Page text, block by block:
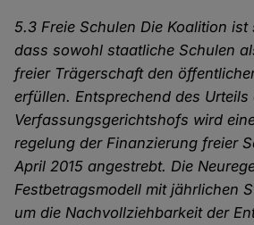
5.3 Freie Schulen Die Koalition
dass sowohl staatliche Schulen
freier Trä­gerschaft den
erfüllen. Entsprechend des
Verfassungsgerichtshofs wird
regelung der Finanzierung freier
April 2015 angestrebt. Die
Festbetragsmodell mit jährlichen
um die Nachvollziehbarkeit der